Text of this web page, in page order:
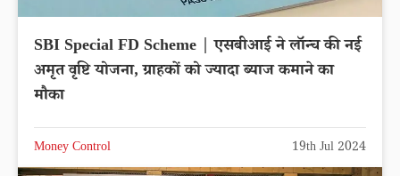
SBI Special FD Scheme | एसबीआई ने लॉन्च की नई
अमृत वृष्टि योजना, ग्राहकों को ज्यादा ब्याज कमाने का
मौका
Money Control 19th Jul 2024